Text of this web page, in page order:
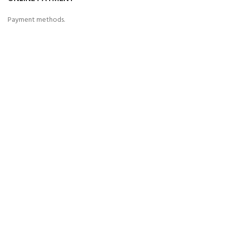
Payment methods.